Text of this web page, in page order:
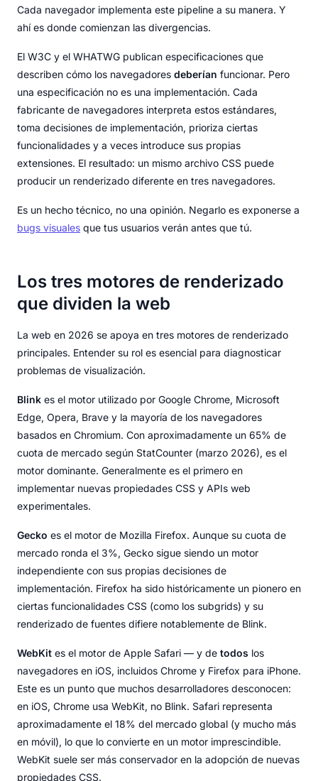
Cada navegador implementa este pipeline a su manera. Y
ahí es donde comienzan las divergencias.
El W3C y el WHATWG publican especificaciones que
describen cómo los navegadores deberían funcionar. Pero
una especificación no es una implementación. Cada
fabricante de navegadores interpreta estos estándares,
toma decisiones de implementación, prioriza ciertas
funcionalidades y a veces introduce sus propias
extensiones. El resultado: un mismo archivo CSS puede
producir un renderizado diferente en tres navegadores.
Es un hecho técnico, no una opinión. Negarlo es exponerse a
bugs visuales que tus usuarios verán antes que tú.
Los tres motores de renderizado
que dividen la web
La web en 2026 se apoya en tres motores de renderizado
principales. Entender su rol es esencial para diagnosticar
problemas de visualización.
Blink es el motor utilizado por Google Chrome, Microsoft
Edge, Opera, Brave y la mayoría de los navegadores
basados en Chromium. Con aproximadamente un 65% de
cuota de mercado según StatCounter (marzo 2026), es el
motor dominante. Generalmente es el primero en
implementar nuevas propiedades CSS y APIs web
experimentales.
Gecko es el motor de Mozilla Firefox. Aunque su cuota de
mercado ronda el 3%, Gecko sigue siendo un motor
independiente con sus propias decisiones de
implementación. Firefox ha sido históricamente un pionero en
ciertas funcionalidades CSS (como los subgrids) y su
renderizado de fuentes difiere notablemente de Blink.
WebKit es el motor de Apple Safari — y de todos los
navegadores en iOS, incluidos Chrome y Firefox para iPhone.
Este es un punto que muchos desarrolladores desconocen:
en iOS, Chrome usa WebKit, no Blink. Safari representa
aproximadamente el 18% del mercado global (y mucho más
en móvil), lo que lo convierte en un motor imprescindible.
WebKit suele ser más conservador en la adopción de nuevas
propiedades CSS.